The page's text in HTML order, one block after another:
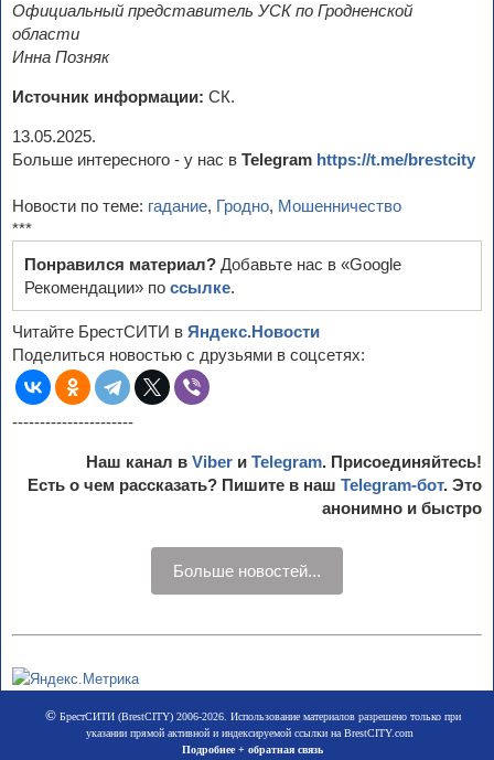
Официальный представитель УСК по Гродненской
области
Инна Позняк
Источник информации: СК.
13.05.2025.
Больше интересного - у нас в Telegram https://t.me/brestcity
Новости по теме: гадание, Гродно, Мошенничество
***
Понравился материал? Добавьте нас в «Google
Рекомендации» по ссылке.
Читайте БрестСИТИ в Яндекс.Новости
Поделиться новостью с друзьями в соцсетях:
----------------------
Наш канал в Viber и Telegram. Присоединяйтесь!
Есть о чем рассказать? Пишите в наш Telegram-бот. Это
анонимно и быстро
Больше новостей...
©БрестСИТИ (BrestCITY) 2006-2026. Использование материалов разрешено только при
указании прямой активной и индексируемой ссылки на BrestCITY.com
Подробнее + обратная связь